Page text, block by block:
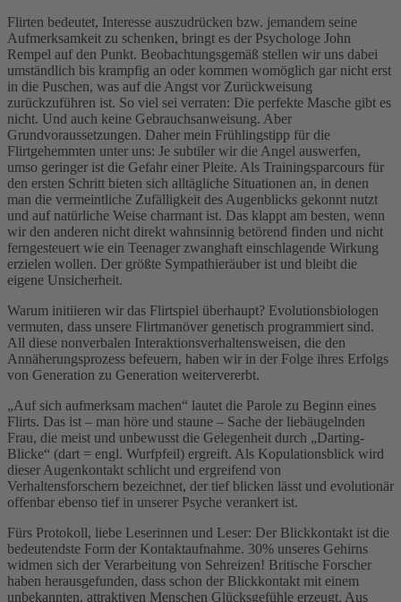
Flirten bedeutet, Interesse auszudrücken bzw. jemandem seine
Aufmerksamkeit zu schenken, bringt es der Psychologe John
Rempel auf den Punkt. Beobachtungsgemäß stellen wir uns dabei
umständlich bis krampfig an oder kommen womöglich gar nicht erst
in die Puschen, was auf die Angst vor Zurückweisung
zurückzuführen ist. So viel sei verraten: Die perfekte Masche gibt es
nicht. Und auch keine Gebrauchsanweisung. Aber
Grundvoraussetzungen. Daher mein Frühlingstipp für die
Flirtgehemmten unter uns: Je subtiler wir die Angel auswerfen,
umso geringer ist die Gefahr einer Pleite. Als Trainingsparcours für
den ersten Schritt bieten sich alltägliche Situationen an, in denen
man die vermeintliche Zufälligkeit des Augenblicks gekonnt nutzt
und auf natürliche Weise charmant ist. Das klappt am besten, wenn
wir den anderen nicht direkt wahnsinnig betörend finden und nicht
ferngesteuert wie ein Teenager zwanghaft einschlagende Wirkung
erzielen wollen. Der größte Sympathieräuber ist und bleibt die
eigene Unsicherheit.
Warum initiieren wir das Flirtspiel überhaupt? Evolutionsbiologen
vermuten, dass unsere Flirtmanöver genetisch programmiert sind.
All diese nonverbalen Interaktionsverhaltensweisen, die den
Annäherungsprozess befeuern, haben wir in der Folge ihres Erfolgs
von Generation zu Generation weitervererbt.
„Auf sich aufmerksam machen“ lautet die Parole zu Beginn eines
Flirts. Das ist – man höre und staune – Sache der liebäugelnden
Frau, die meist und unbewusst die Gelegenheit durch „Darting-
Blicke“ (dart = engl. Wurfpfeil) ergreift. Als Kopulationsblick wird
dieser Augenkontakt schlicht und ergreifend von
Verhaltensforschern bezeichnet, der tief blicken lässt und evolutionär
offenbar ebenso tief in unserer Psyche verankert ist.
Fürs Protokoll, liebe Leserinnen und Leser: Der Blickkontakt ist die
bedeutendste Form der Kontaktaufnahme. 30% unseres Gehirns
widmen sich der Verarbeitung von Sehreizen! Britische Forscher
haben herausgefunden, dass schon der Blickkontakt mit einem
unbekannten, attraktiven Menschen Glücksgefühle erzeugt. Aus